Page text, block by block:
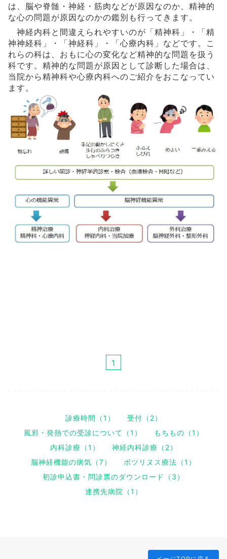
は、脳や脊髄・神経・筋肉などが原因なのか、精神的
な心の問題が原因なのかの鑑別も行ってきます。
神経内科と間違えられやすいのが「精神科」・「精
神神経科」・「神経科」・「心療内科」などです。こ
れらの科は、おもに心の変化など精神的な問題を扱う
科です。精神的な問題が原因として診断した場合は、
当院から精神科や心療内科へのご紹介をおこなってい
ます。
1
診療時間（1）
受付（2）
風邪・発熱での受診について（1）
もちもの（1）
内科診療（1）
神経内科診療（2）
脳神経機能の病気（7）
ボツリヌス療法（1）
初診申込書・問診票のダウンロード（3）
連携先病院（1）